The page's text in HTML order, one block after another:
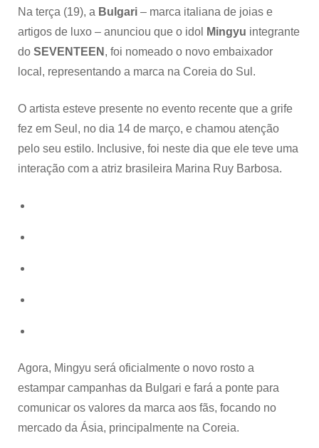
Na terça (19), a Bulgari – marca italiana de joias e
artigos de luxo – anunciou que o idol
Mingyu integrante
do SEVENTEEN , foi nomeado o novo embaixador
local, representando a marca na Coreia do Sul.
O artista esteve presente no evento recente que a grife
fez em Seul, no dia 14 de março, e chamou atenção
pelo seu estilo. Inclusive, foi neste dia que ele teve uma
interação com a atriz brasileira Marina Ruy Barbosa.
Agora, Mingyu será oficialmente o novo rosto a
estampar campanhas da Bulgari e fará a ponte para
comunicar os valores da marca aos fãs, focando no
mercado da Ásia, principalmente na Coreia.